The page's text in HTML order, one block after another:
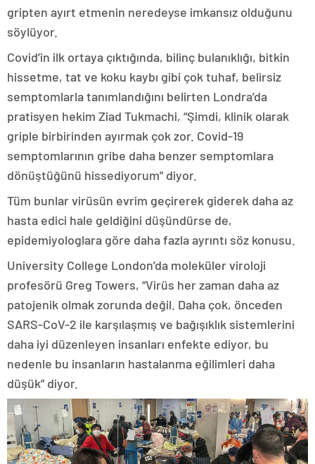
gripten ayırt etmenin neredeyse imkansız olduğunu
söylüyor.
Covid’in ilk ortaya çıktığında, bilinç bulanıklığı, bitkin
hissetme, tat ve koku kaybı gibi çok tuhaf, belirsiz
semptomlarla tanımlandığını belirten Londra’da
pratisyen hekim Ziad Tukmachi, “Şimdi, klinik olarak
griple birbirinden ayırmak çok zor. Covid-19
semptomlarının gribe daha benzer semptomlara
dönüştüğünü hissediyorum” diyor.
Tüm bunlar virüsün evrim geçirerek giderek daha az
hasta edici hale geldiğini düşündürse de,
epidemiyologlara göre daha fazla ayrıntı söz konusu.
University College London’da moleküler viroloji
profesörü Greg Towers, “Virüs her zaman daha az
patojenik olmak zorunda değil. Daha çok, önceden
SARS-CoV-2 ile karşılaşmış ve bağışıklık sistemlerini
daha iyi düzenleyen insanları enfekte ediyor, bu
nedenle bu insanların hastalanma eğilimleri daha
düşük” diyor.